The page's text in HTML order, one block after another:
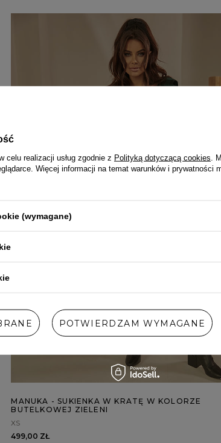
MANUKA - SUKIENKA W KRATĘ W KOLORZE
BUTELKOWEJ ZIELENI
XS
499,00 ZŁ
celu realizacji usług zgodnie z Polityką dotyczącą cookies .
Więcej informacji na temat warunków i prywatności
(wymagane)
POTWIERDZAM WYMAGANE